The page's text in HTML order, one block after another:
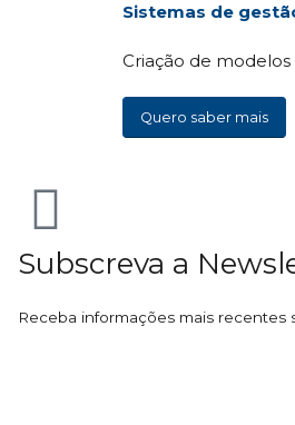
Sistemas de
Criação de
Quero saber mais
Subscreva a
Receba informações mais recentes